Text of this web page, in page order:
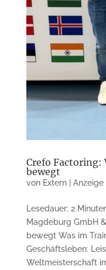
Crefo Factoring:
bewegt
von Extern | Anzeige|
Lesedauer: 2
Magdeburg GmbH
bewegt Was im
Geschäftsleben:
Weltmeisterschaft